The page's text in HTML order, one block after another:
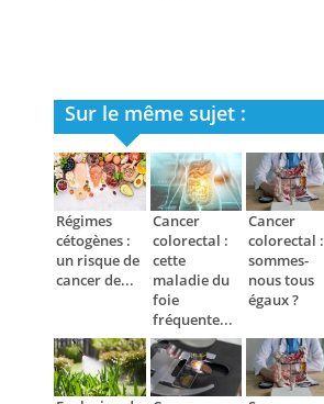
Sur le même sujet :
Régimes
cétogènes :
un risque de
cancer de...
Cancer
colorectal :
cette
maladie du
foie
fréquente...
Cancer
colorectal :
sommes-
nous tous
égaux ?